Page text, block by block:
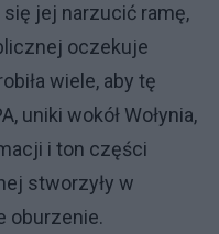
się jej narzucić ramę,
oczekuje
wiele, aby tę
uniki wokół Wołynia,
i ton części
stworzyły w
oburzenie.